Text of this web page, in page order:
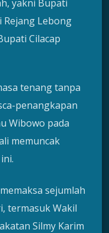
yakni Bupati
Rejang Lebong
Cilacap
tenang tanpa
penangkapan
Wibowo pada
memuncak
sejumlah
termasuk Wakil
Silmy Karim